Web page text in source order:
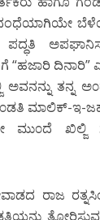
ದಂಧೆಯಾಗಿಯೇ
“ಹಜಾರಿ
ತನ್ನ
ಹೆ೦ಡತಿ ಮಾಲಿಕ್-
ಮು೦ದೆ ಖಿಲ್ಜಿ
ರಾಜ